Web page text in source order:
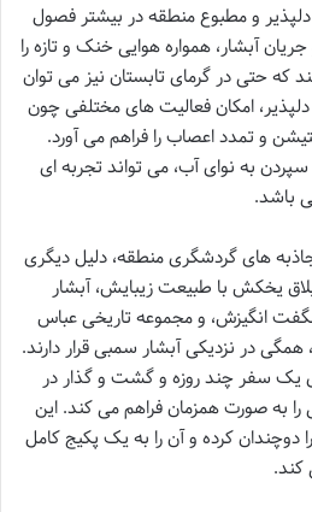
و مطبوع منطقه در بیشتر فصول
آبشار، همواره هوایی خنک و تازه را
که حتی در گرمای تابستان نیز می توان
امکان فعالیت های مختلفی چون
و تمدد اعصاب را فراهم می آورد.
به نوای آب، می تواند تجربه ای
باشد.
های گردشگری منطقه، دلیل دیگری
یخکش با طبیعت زیبایش، آبشار
انگیزش، و مجموعه تاریخی عباس
در نزدیکی آبشار سمبی قرار دارند.
یک سفر چند روزه و گشت و گذار در
به صورت همزمان فراهم می کند. این
دوچندان کرده و آن را به یک پکیج کامل
کند.